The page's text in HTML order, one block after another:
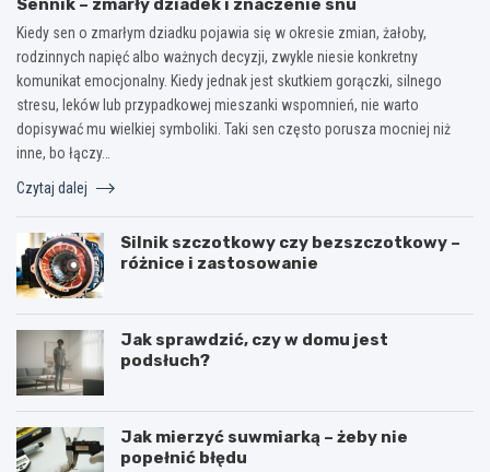
Kiedy sen o zmarłym dziadku pojawia się w okresie zmian, żałoby,
rodzinnych napięć albo ważnych decyzji, zwykle niesie konkretny
komunikat emocjonalny. Kiedy jednak jest skutkiem gorączki, silnego
stresu, leków lub przypadkowej mieszanki wspomnień, nie warto
dopisywać mu wielkiej symboliki. Taki sen często porusza mocniej niż
inne, bo łączy…
Czytaj dalej
Silnik szczotkowy czy bezszczotkowy –
różnice i zastosowanie
Jak sprawdzić, czy w domu jest
podsłuch?
Jak mierzyć suwmiarką – żeby nie
popełnić błędu